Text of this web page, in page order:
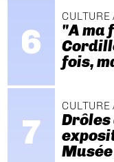
CULTURE
"A ma
fois,
CULTURE
Drôles